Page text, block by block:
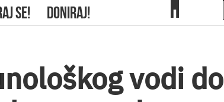
SE! DONIRAJ!
vodi do